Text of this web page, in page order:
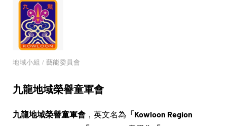
地域小組 / 藝能委員會
九龍地域榮譽童軍會
九龍地域榮譽童軍會 ，英文名為 「Kowloon Region